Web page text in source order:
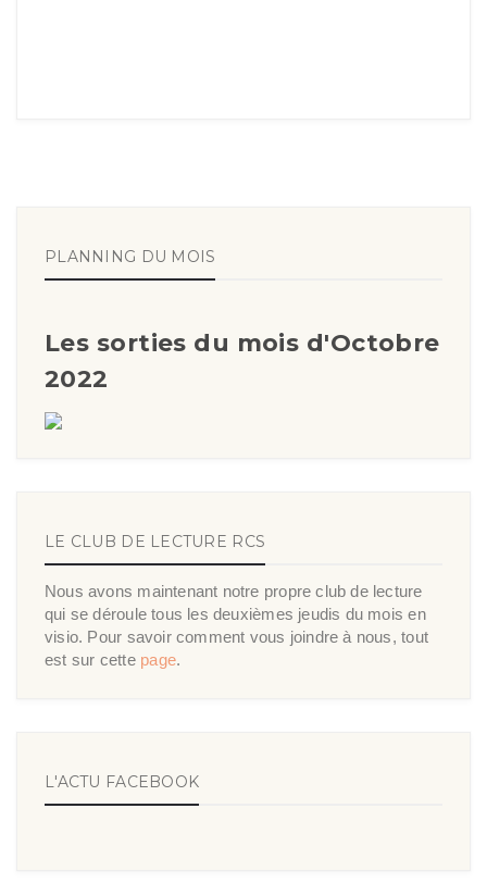
PLANNING DU MOIS
Les sorties du mois d'Octobre
2022
LE CLUB DE LECTURE RCS
Nous avons maintenant notre propre club de lecture
qui se déroule tous les deuxièmes jeudis du mois en
visio. Pour savoir comment vous joindre à nous, tout
est sur cette page.
L'ACTU FACEBOOK